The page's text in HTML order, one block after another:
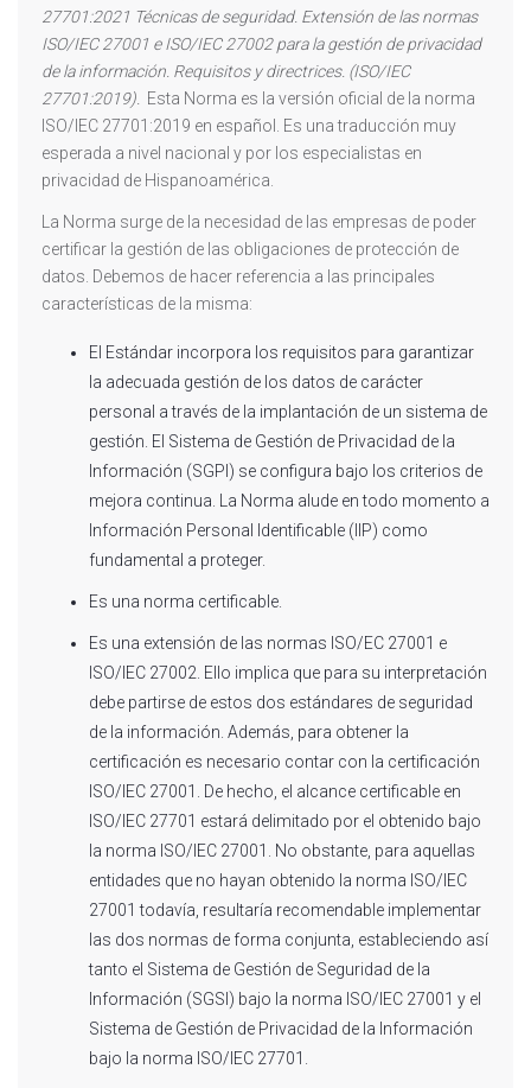
27701:2021 Técnicas de seguridad. Extensión de las normas
ISO/IEC 27001 e ISO/IEC 27002 para la gestión de privacidad
de la información. Requisitos y directrices. (ISO/IEC
27701:2019). Esta Norma es la versión oficial de la norma
ISO/IEC 27701:2019 en español. Es una traducción muy
esperada a nivel nacional y por los especialistas en
privacidad de Hispanoamérica.
La Norma surge de la necesidad de las empresas de poder
certificar la gestión de las obligaciones de protección de
datos. Debemos de hacer referencia a las principales
características de la misma:
El Estándar incorpora los requisitos para garantizar
la adecuada gestión de los datos de carácter
personal a través de la implantación de un sistema de
gestión. El Sistema de Gestión de Privacidad de la
Información (SGPI) se configura bajo los criterios de
mejora continua. La Norma alude en todo momento a
Información Personal Identificable (IIP) como
fundamental a proteger.
Es una norma certificable.
Es una extensión de las normas ISO/EC 27001 e
ISO/IEC 27002. Ello implica que para su interpretación
debe partirse de estos dos estándares de seguridad
de la información. Además, para obtener la
certificación es necesario contar con la certificación
ISO/IEC 27001. De hecho, el alcance certificable en
ISO/IEC 27701 estará delimitado por el obtenido bajo
la norma ISO/IEC 27001. No obstante, para aquellas
entidades que no hayan obtenido la norma ISO/IEC
27001 todavía, resultaría recomendable implementar
las dos normas de forma conjunta, estableciendo así
tanto el Sistema de Gestión de Seguridad de la
Información (SGSI) bajo la norma ISO/IEC 27001 y el
Sistema de Gestión de Privacidad de la Información
bajo la norma ISO/IEC 27701.